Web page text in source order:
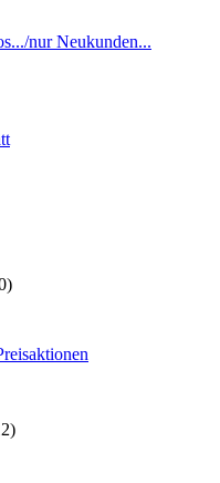
nur Neukunden...